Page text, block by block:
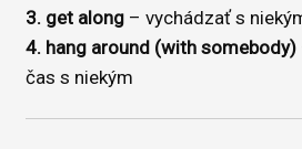
3. get along– vychádzať s
4. hang around (with somebody)
čas s niekým